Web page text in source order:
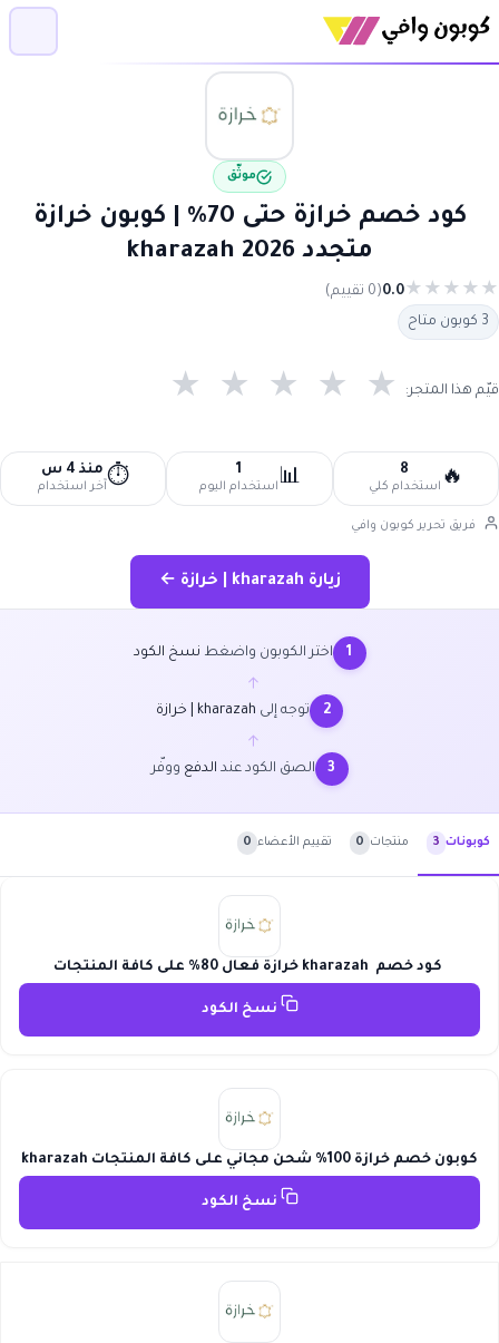
موثّق
كود خصم خرازة حتى 70% | كوبون خرازة
متجدد 2026 kharazah
★
★
★
★
★
0.0(0 تقييم)
3 كوبون متاح
قيّم هذا المتجر: ★ ★ ★ ★ ★
🔥
8
استخدام كلي 📊
1
استخدام اليوم ⏱️ منذ 4 س
آخر استخدام
فريق تحرير كوبون وافي
زيارة kharazah | خرازة ←
1 اختر الكوبون واضغط نسخ الكود
←
2 توجه إلى kharazah | خرازة
←
3 الصق الكود عند الدفع ووفّر
كوبونات 3 منتجات 0 تقييم الأعضاء 0
كود خصم kharazah خرازة فعال 80% على كافة المنتجات
نسخ الكود
كوبون خصم خرازة 100% شحن مجاني على كافة المنتجات kharazah
نسخ الكود